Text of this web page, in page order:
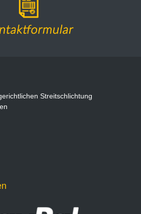
Streitschlichtung